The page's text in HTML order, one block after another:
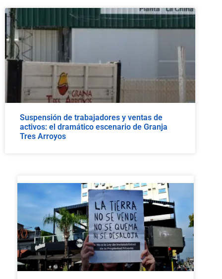
Suspensión de trabajadores y ventas de
activos: el dramático escenario de Granja
Tres Arroyos